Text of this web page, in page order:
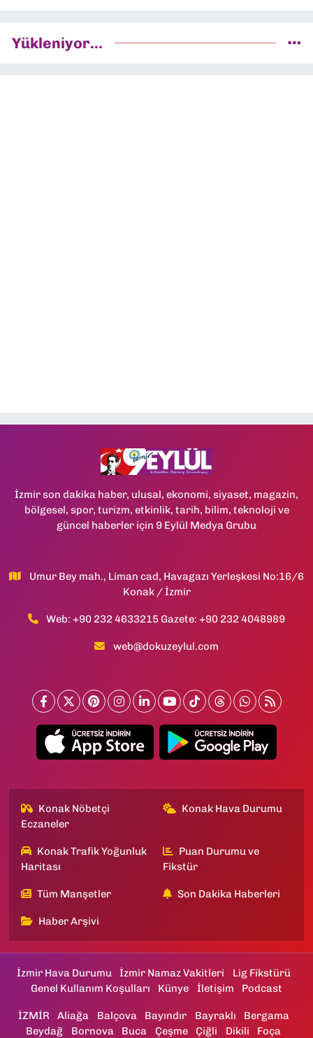
Yükleniyor...
İzmir son dakika haber, ulusal, ekonomi, siyaset, magazin,
bölgesel, spor, turizm, etkinlik, tarih, bilim, teknoloji ve
güncel haberler için 9 Eylül Medya Grubu
Umur Bey mah., Liman cad, Havagazı Yerleşkesi No:16/6
Konak / İzmir
Web: +90 232 4633215 Gazete: +90 232 4048989
web@dokuzeylul.com
Konak Nöbetçi
Eczaneler
Konak Hava Durumu
Konak Trafik Yoğunluk
Haritası
Puan Durumu ve
Fikstür
Tüm Manşetler Son Dakika Haberleri
Haber Arşivi
İzmir Hava Durumu İzmir Namaz Vakitleri
Lig Fikstürü
Genel Kullanım Koşulları
Künye İletişim Podcast
İZMİR Aliağa Balçova Bayındır Bayraklı
Bergama
Beydağ
Bornova Buca Çeşme Çiğli Dikili Foça